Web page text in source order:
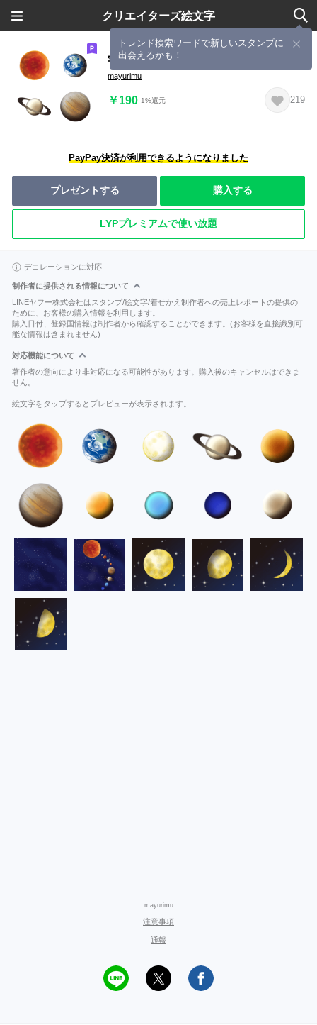
クリエイターズ絵文字
トレンド検索ワードで新しいスタンプに
出会えるかも！
宇宙
mayurimu
￥190 1%還元 219
PayPay決済が利用できるようになりました
プレゼントする 購入する
LYPプレミアムで使い放題
デコレーションに対応
制作者に提供される情報について
LINEヤフー株式会社はスタンプ/絵文字/着せかえ制作者への売上レポートの提供の
ために、お客様の購入情報を利用します。
購入日付、登録国情報は制作者から確認することができます。(お客様を直接識別可
能な情報は含まれません)
対応機能について
著作者の意向により非対応になる可能性があります。購入後のキャンセルはできま
せん。
絵文字をタップするとプレビューが表示されます。
mayurimu
注意事項
通報